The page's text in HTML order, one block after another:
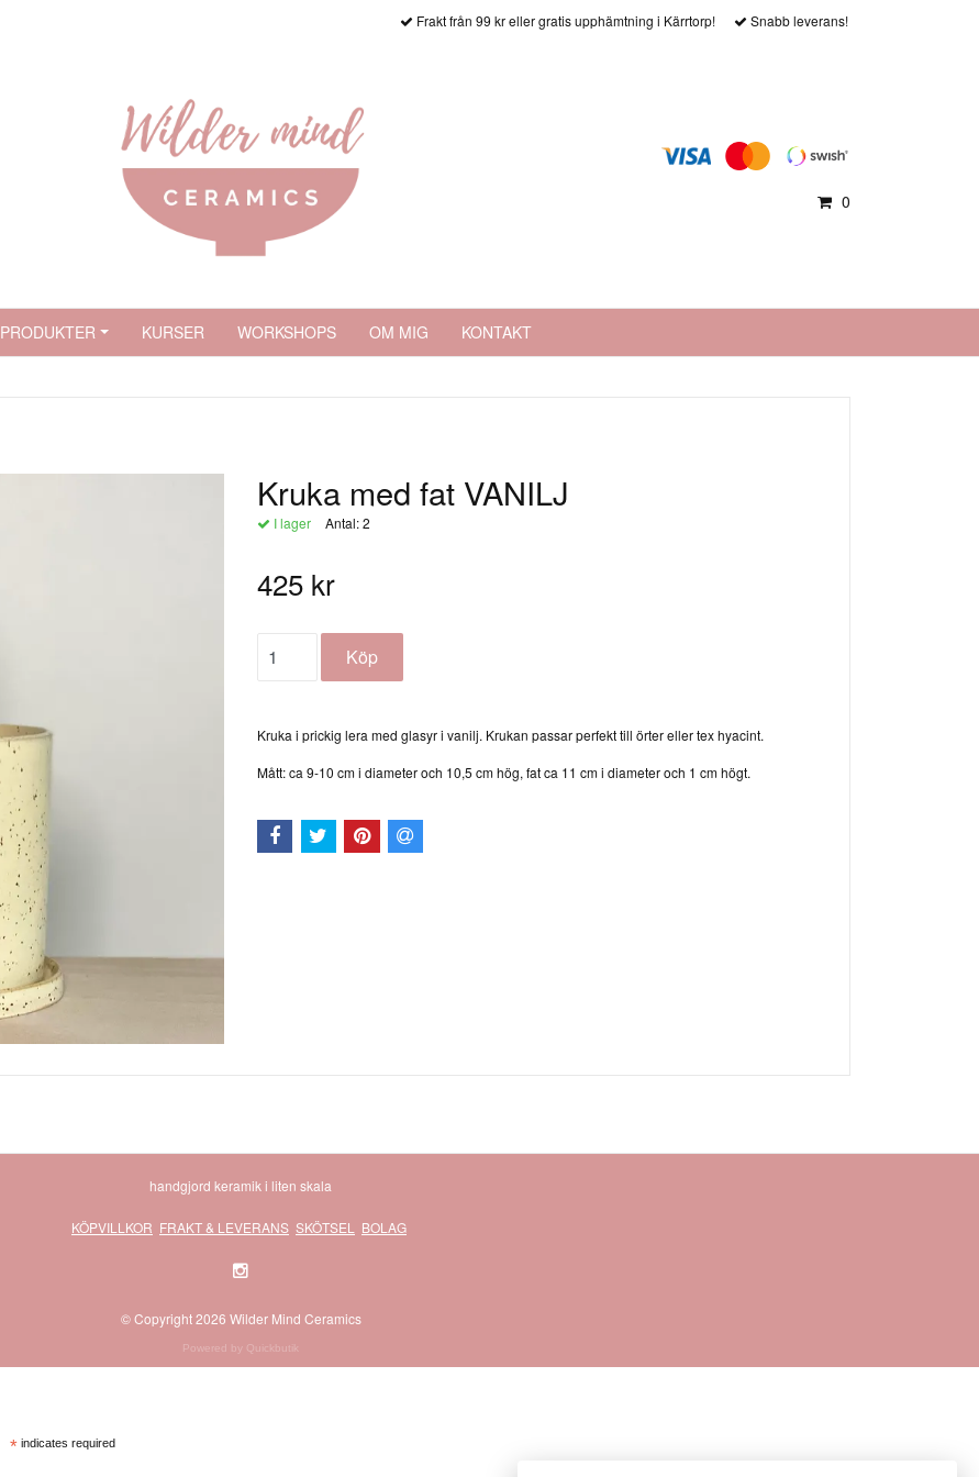
Frakt från 99 kr eller gratis upphämtning i Kärrtorp! Snabb leverans!
0
PRODUKTER KURSER WORKSHOPS OM MIG KONTAKT
Kruka med fat VANILJ
I lager Antal:2
425 kr
Kruka i prickig lera med glasyr i vanilj. Krukan passar perfekt till örter eller tex hyacint.
Mått: ca 9-10 cm i diameter och 10,5 cm hög, fat ca 11 cm i diameter och 1 cm högt.
handgjord keramik i liten skala
KÖPVILLKOR FRAKT & LEVERANS SKÖTSEL BOLAG
© Copyright 2026 Wilder Mind Ceramics
Powered by Quickbutik
*indicates required